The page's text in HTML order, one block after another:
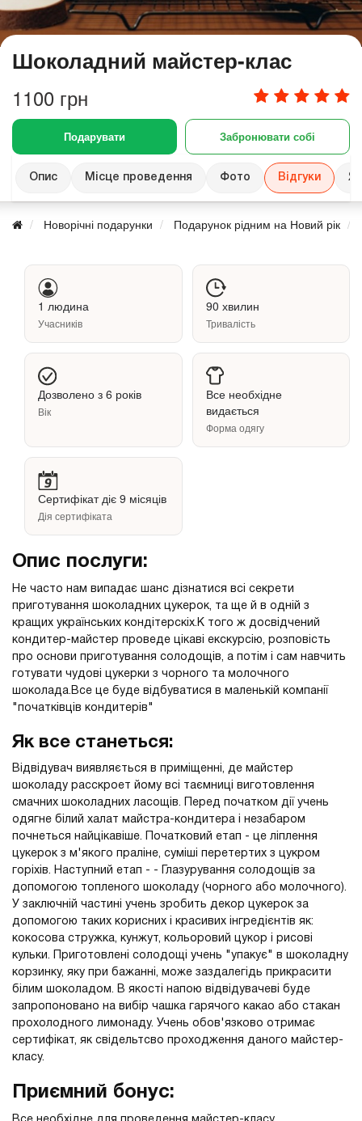
Шоколадний майстер-клас
1100 грн
Подарувати Забронювати собі
Опис Місце проведення Фото Відгуки
Новорічні подарунки Подарунок рідним на Новий рік
1 людина
Учасників
90 хвилин
Тривалість
Дозволено з 6 років
Вік
Все необхідне
видається
Форма одягу
Сертифікат діє 9 місяців
Дія сертифіката
Опис послуги:
Не часто нам випадає шанс дізнатися всі секрети
приготування шоколадних цукерок, та ще й в одній з
кращих українських кондітерскіх.К того ж досвідчений
кондитер-майстер проведе цікаві екскурсію, розповість
про основи приготування солодощів, а потім і сам навчить
готувати чудові цукерки з чорного та молочного
шоколада.Все це буде відбуватися в маленькій компанії
"початківців кондитерів"
Як все станеться:
Відвідувач виявляється в приміщенні, де майстер
шоколаду расскроет йому всі таємниці виготовлення
смачних шоколадних ласощів. Перед початком дії учень
одягне білий халат майстра-кондитера і незабаром
почнеться найцікавіше. Початковий етап - це ліплення
цукерок з м'якого праліне, суміші перетертих з цукром
горіхів. Наступний етап - - Глазурування солодощів за
допомогою топленого шоколаду (чорного або молочного).
У заключній частині учень зробить декор цукерок за
допомогою таких корисних і красивих інгредієнтів як:
кокосова стружка, кунжут, кольоровий цукор і рисові
кульки. Приготовлені солодощі учень "упакує" в шоколадну
корзинку, яку при бажанні, може заздалегідь прикрасити
білим шоколадом. В якості напою відвідувачеві буде
запропоновано на вибір чашка гарячого какао або стакан
прохолодного лимонаду. Учень обов'язково отримає
сертифікат, як свідельтсво проходження даного майстер-
класу.
Приємний бонус: